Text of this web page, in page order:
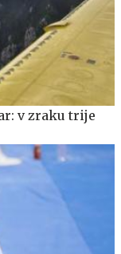
v zraku trije